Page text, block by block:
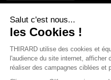
Salut c'est nous...
les Cookies !
THIRARD utilise des cookies et
l'audience du site internet, afficher
réaliser des campagnes ciblées et